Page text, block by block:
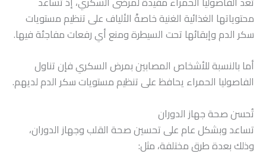
محتوياتها الغذائية الغنية خاصةً الألياف على تنظيم مستويات
سكر الدم وإبقائها تحت السيطرة ومنع أي رفعات مفاجئة فيها.
أما بالنسبة للأشخاص المصابين بمرض السكري فإن تناول
الفاصوليا الحمراء يحافظ على تنظيم مستويات سكر الدم لديهم.
تُحسن صحة جهاز الدوران
تساعد وبشكل عام على تحسين صحة القلب وجهاز الدوران،
وذلك بعدة طرق مختلفة، مثل: